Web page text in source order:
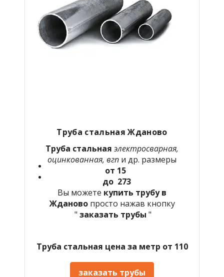
Труба стальная Жданово
Труба стальная электросварная,
оцинкованная, вгп и др. размеры
от 15
до 273
Вы можете купить трубу в
Жданово просто нажав кнопку
" заказать трубы "
Труба стальная цена за метр от 110
заказать трубы